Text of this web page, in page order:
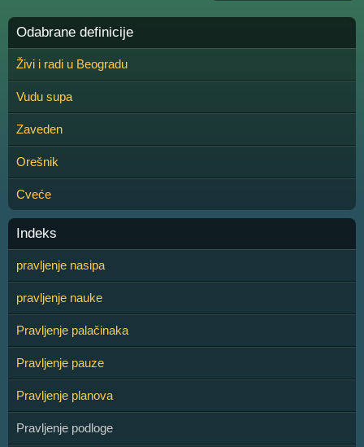
Odabrane definicije
Živi i radi u Beogradu
Vudu supa
Zaveden
Orešnik
Cveće
Indeks
pravljenje nasipa
pravljenje nauke
Pravljenje palačinaka
Pravljenje pauze
Pravljenje planova
Pravljenje podloge